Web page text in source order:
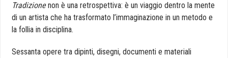
Tradizionenon è una retrospettiva: è un viaggio dentro la mente
di un artista che ha trasformato l’immaginazione in un metodo e
la follia in disciplina.
Sessanta opere tra dipinti, disegni, documenti e materiali